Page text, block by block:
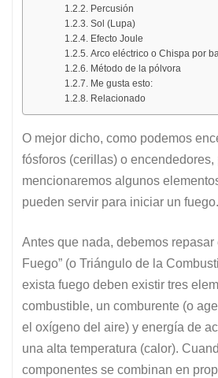
Percusión
Sol (Lupa)
Efecto Joule
Arco eléctrico o Chispa por
Método de la pólvora
Me gusta esto:
Relacionado
O mejor dicho, como podemos
fósforos (cerillas) o encendedores,
mencionaremos algunos
pueden servir para iniciar un fuego.
Antes que nada, debemos repasar
Fuego” (o Triángulo de la
exista fuego deben existir tres
combustible, un comburente (o
el oxígeno del aire) y energía de
una alta temperatura (calor).
componentes se combinan en